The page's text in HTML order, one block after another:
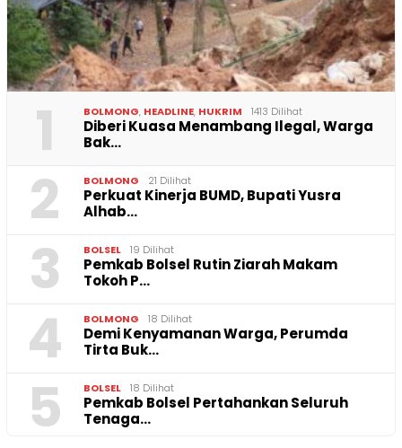
1 BOLMONG, HEADLINE, HUKRIM 1413 Dilihat
Diberi Kuasa Menambang Ilegal, Warga
Bak…
2 BOLMONG 21 Dilihat
Perkuat Kinerja BUMD, Bupati Yusra
Alhab…
3 BOLSEL 19 Dilihat
Pemkab Bolsel Rutin Ziarah Makam
Tokoh P…
4 BOLMONG 18 Dilihat
Demi Kenyamanan Warga, Perumda
Tirta Buk…
5 BOLSEL 18 Dilihat
Pemkab Bolsel Pertahankan Seluruh
Tenaga…